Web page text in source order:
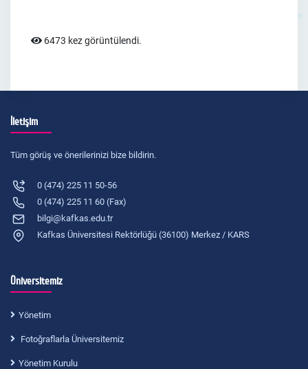
6473 kez görüntülendi.
İletişim
Tüm görüş ve önerilerinizi bize bildirin.
0 (474) 225 11 50-56
0 (474) 225 11 60 (Fax)
bilgi@kafkas.edu.tr
Kafkas Üniversitesi Rektörlüğü (36100) Merkez / KARS
Üniversitemiz
Yönetim
Fotoğraflarla Üniversitemiz
Yönetim Kurulu